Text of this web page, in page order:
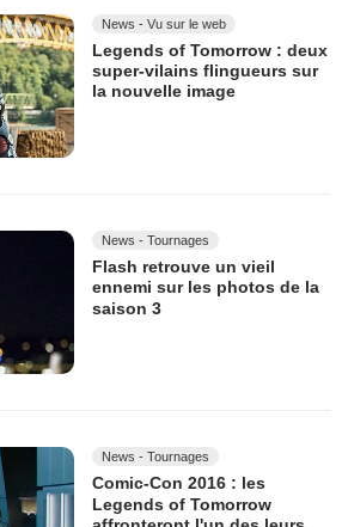
News - Vu sur le web
Legends of Tomorrow : deux
super-vilains flingueurs sur
la nouvelle image
News - Tournages
Flash retrouve un vieil
ennemi sur les photos de la
saison 3
News - Tournages
Comic-Con 2016 : les
Legends of Tomorrow